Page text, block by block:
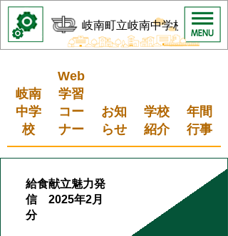
岐南町立岐南中学校
岐南
中学
校
Web
学習
コー
ナー
お知
らせ
学校
紹介
年間
行事
給食献立魅力発
信 2025年2月
分